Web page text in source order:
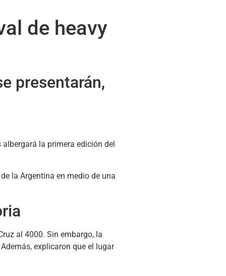
de heavy
presentarán,
la primera edición del
la Argentina en medio de una
al 4000. Sin embargo, la
explicaron que el lugar